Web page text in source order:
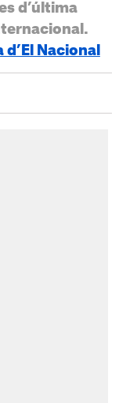
d’última
Nacional